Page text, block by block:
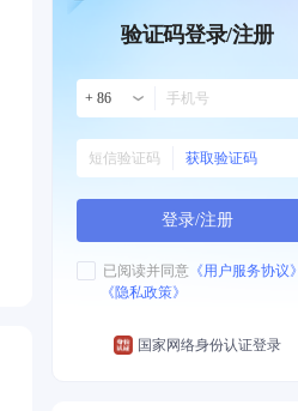
验证码登录/注册
+ 86
获取验证码
登录/注册
已阅读并同意 《用户服务协议》
《隐私政策》
国家网络身份认证登录